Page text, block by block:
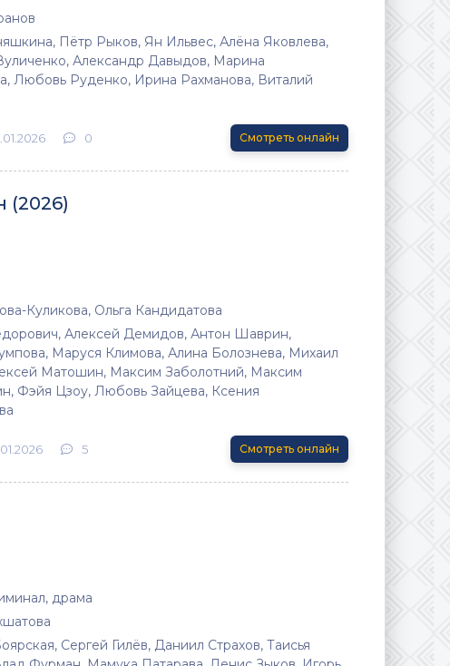
Пётр Рыков, Ян Ильвес, Алёна Яковлева,
Александр Давыдов, Марина
Любовь Руденко, Ирина Рахманова, Виталий
0 Смотреть онлайн
(2026)
Куликова, Ольга Кандидатова
Алексей Демидов, Антон Шаврин,
Маруся Климова, Алина Болознева, Михаил
Матошин, Максим Заболотний, Максим
Фэйя Цзоу, Любовь Зайцева, Ксения
5 Смотреть онлайн
драма
Сергей Гилёв, Даниил Страхов, Таисья